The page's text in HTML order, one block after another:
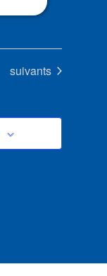
Évènements
suivants